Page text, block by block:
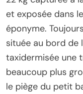
et exposée dans
éponyme.
située au bord de
taxidermisée une
beaucoup plus
le piège du petit